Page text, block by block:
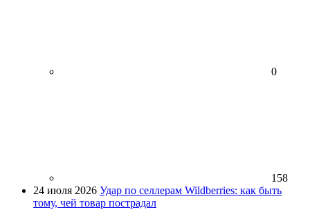
0
158
24 июля 2026 Удар по селлерам Wildberries: как быть
тому, чей товар пострадал